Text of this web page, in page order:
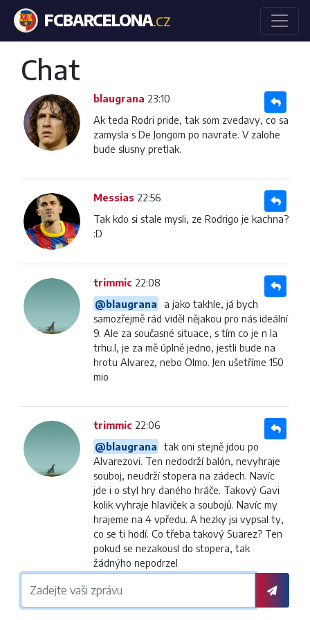
FCBARCELONA.CZ
Chat
blaugrana 23:10
Ak teda Rodri pride, tak som zvedavy, co sa
zamysla s De Jongom po navrate. V zalohe
bude slusny pretlak.
Messias 22:56
Tak kdo si stale mysli, ze Rodrigo je kachna?
:D
trimmic 22:08
@blaugrana
a jako takhle, já bych
samozřejmě rád viděl nějakou pro nás ideální
9. Ale za současné situace, s tím co je n la
trhu.l, je za mě úplně jedno, jestli bude na
hrotu Alvarez, nebo Olmo. Jen ušetříme 150
mio
trimmic 22:06
@blaugrana
tak oni stejně jdou po
Alvarezovi. Ten nedodrží balón, nevyhraje
souboj, neudrží stopera na zádech. Navíc
jde i o styl hry daného hráče. Takový Gavi
kolik vyhraje hlaviček a soubojů. Navíc my
hrajeme na 4 vpředu. A hezky jsi vypsal ty,
co se ti hodí. Co třeba takový Suarez? Ten
pokud se nezakousl do stopera, tak
žádnýho nepodrzel
trimmic 22:02